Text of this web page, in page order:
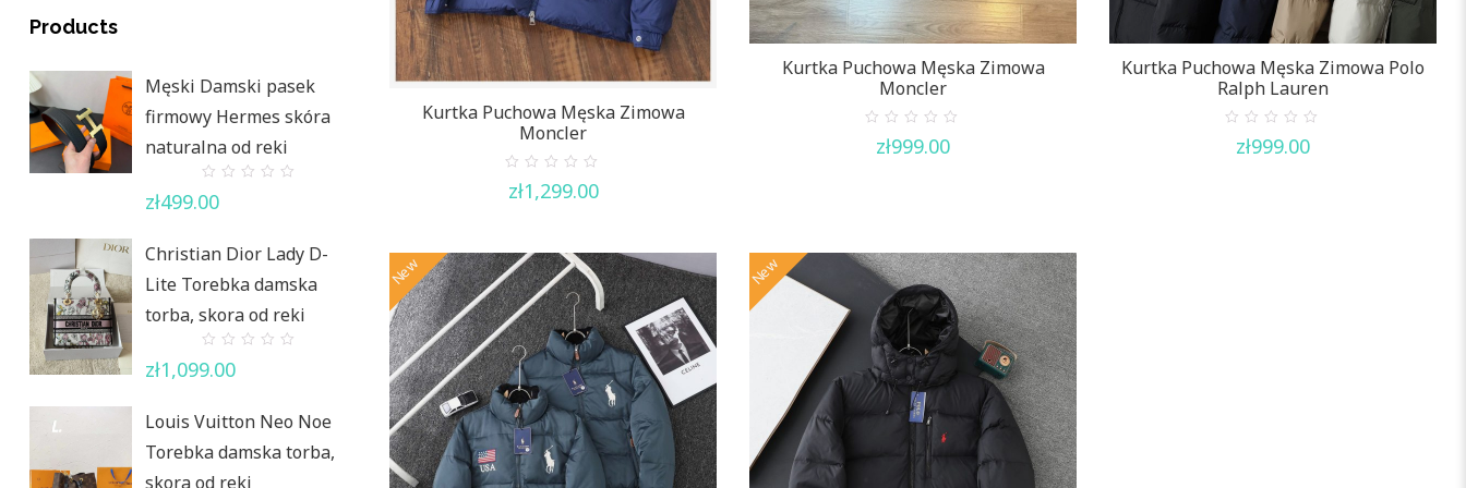
Products
Męski Damski pasek
firmowy Hermes skóra
naturalna od reki
out
zł499.00
Christian Dior Lady D-
Lite Torebka damska
torba, skora od reki
out
zł1,099.00
Louis Vuitton Neo Noe
Torebka damska torba,
skora od reki
Kurtka Puchowa Męska Zimowa
Moncler
out
zł1,299.00
Kurtka Puchowa Męska Zimowa
Moncler
out
zł999.00
Kurtka Puchowa Męska Zimowa Polo
Ralph Lauren
out
zł999.00
New New